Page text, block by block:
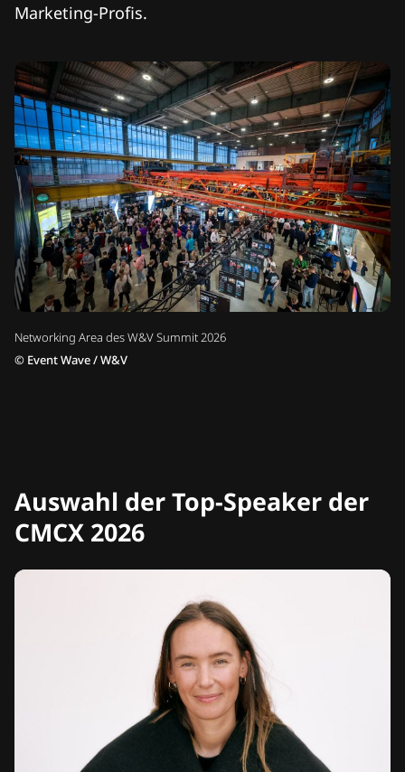
Networking Area des W&V Summit 2026
© Event Wave / W&V
Marketing-Profis.
Auswahl der Top-Speaker der
CMCX 2026